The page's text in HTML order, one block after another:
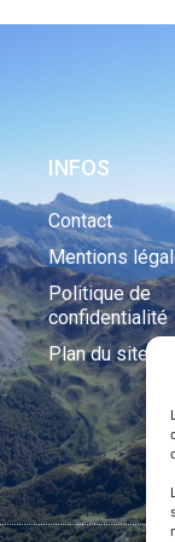
INFOS
Contact
Mentions
Politique de
confidentialité
Plan du site